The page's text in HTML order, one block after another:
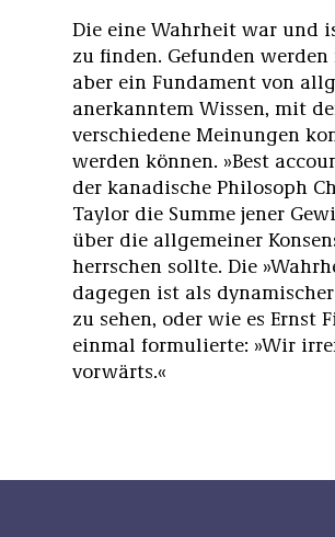
Die eine Wahrheit war und
zu finden. Gefunden werden
aber ein Fundament von
anerkanntem Wissen, mit
verschiedene Meinungen
werden können. »Best
der kanadische Philosoph
Taylor die Summe jener
über die allgemeiner
herrschen sollte. Die
dagegen ist als dynamischer
zu sehen, oder wie es Ernst
einmal formulierte: »Wir
vorwärts.«